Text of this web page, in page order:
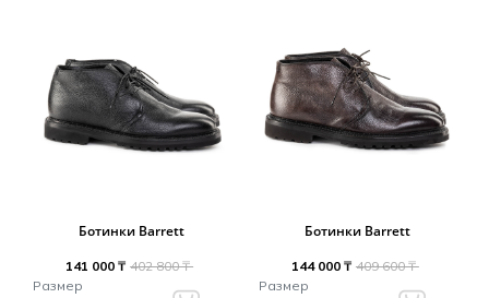
Ботинки Barrett
141 000 ₸ 402 800 ₸
Размер
Ботинки Barrett
144 000 ₸ 409 600 ₸
Размер